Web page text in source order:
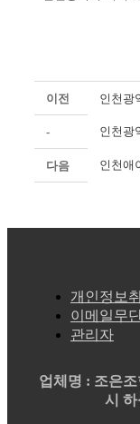
이전 인천광
- 인천광
다음 인천애
개인정보
이메일무
관리자
업체명 : 조은조
시 하